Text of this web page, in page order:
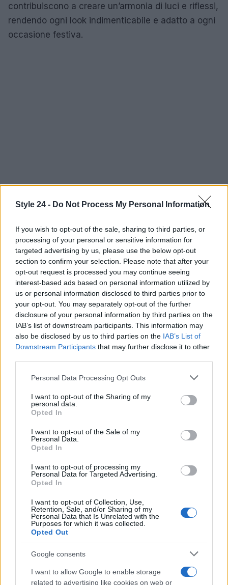
Style 24 - Do Not Process My Personal Information
If you wish to opt-out of the sale, sharing to third parties, or
processing of your personal or sensitive information for
targeted advertising by us, please use the below opt-out
section to confirm your selection. Please note that after your
opt-out request is processed you may continue seeing
interest-based ads based on personal information utilized by
us or personal information disclosed to third parties prior to
your opt-out. You may separately opt-out of the further
disclosure of your personal information by third parties on the
IAB’s list of downstream participants. This information may
also be disclosed by us to third parties on the IAB’s List of
Downstream Participants that may further disclose it to other
Please note that this website/app uses one or more Google
not limited to your visit or usage behaviour. You may click to
grant or deny consent to Google and its third-party tags to
use your data for below specified purposes in below Google
consent section.
Personal Data Processing Opt Outs
I want to opt-out of the Sharing of my
personal data.
Opted In
I want to opt-out of the Sale of my
Personal Data.
Opted In
I want to opt-out of processing my
Personal Data for Targeted Advertising.
Opted In
I want to opt-out of Collection, Use,
Retention, Sale, and/or Sharing of my
Personal Data that Is Unrelated with the
Purposes for which it was collected.
Opted Out
Google consents
I want to allow Google to enable storage
related to advertising like cookies on web or
contribuiscono a creare un’armonia di luci e riflessi,
rendendo ogni look indimenticabile e adatto a ogni
occasione festiva.
AUTORE
Staff
Continua a leggere